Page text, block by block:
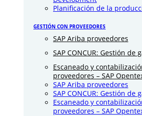
Planificación de la
GESTIÓN CON PROVEEDORES
SAP Ariba proveedores
SAP CONCUR: Gestión de
Escaneado y
proveedores – SAP
SAP Ariba proveedores
SAP CONCUR: Gestión de
Escaneado y
proveedores – SAP